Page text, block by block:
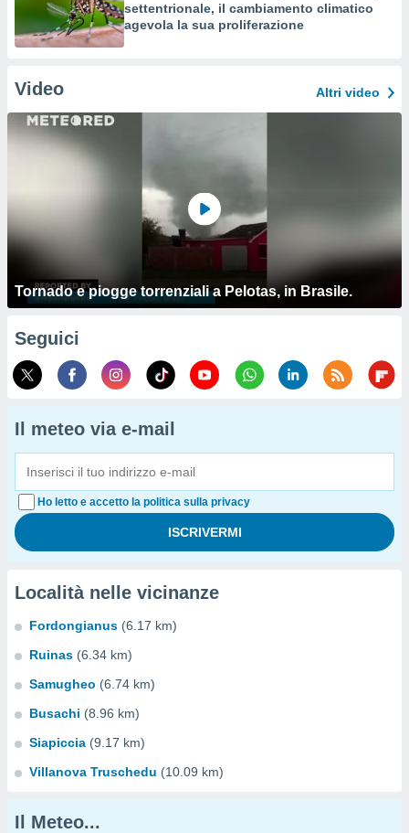
settentrionale, il cambiamento climatico
agevola la sua proliferazione
Video Altri video
Tornado e piogge torrenziali a Pelotas, in Brasile.
Seguici
Il meteo via e-mail
Ho letto e accetto la politica sulla privacy
Località nelle vicinanze
Fordongianus (6.17 km)
Ruinas (6.34 km)
Samugheo (6.74 km)
Busachi (8.96 km)
Siapiccia (9.17 km)
Villanova Truschedu (10.09 km)
Il Meteo...